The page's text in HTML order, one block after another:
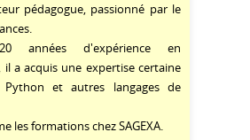
pédagogue, passionné par le
années d'expérience en
a acquis une expertise certaine
Python et autres langages de
les formations chez SAGEXA.